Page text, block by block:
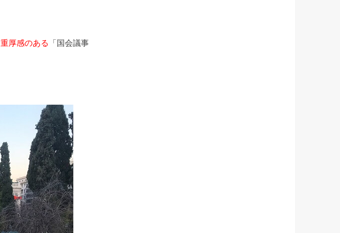
重厚感のある
「国会議事